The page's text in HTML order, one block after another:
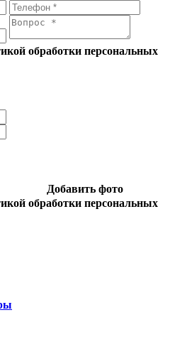
обработки персональных
Добавить фото
обработки персональных